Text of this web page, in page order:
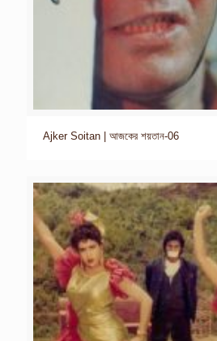
Ajker Soitan | আজকের শয়তান-06